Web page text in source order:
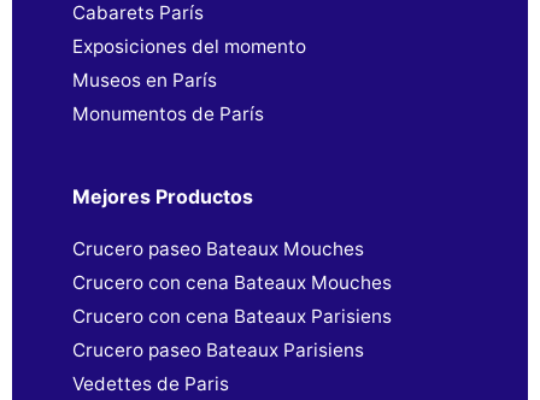
Cabarets París
Exposiciones del momento
Museos en París
Monumentos de París
Mejores Productos
Crucero paseo Bateaux Mouches
Crucero con cena Bateaux Mouches
Crucero con cena Bateaux Parisiens
Crucero paseo Bateaux Parisiens
Vedettes de Paris